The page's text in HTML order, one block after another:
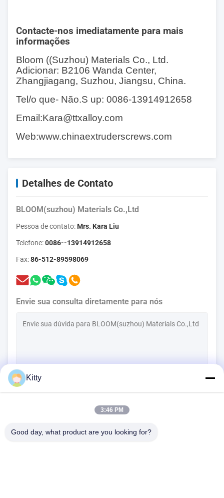
Contacte-nos imediatamente para mais
informações
Bloom ((Suzhou) Materials Co., Ltd.
Adicionar: B2106 Wanda Center,
Zhangjiagang, Suzhou, Jiangsu, China.
Tel/o que- Não.S up: 0086-13914912658
Email:Kara@ttxalloy.com
Web:www.chinaextruderscrews.com
Detalhes de Contato
BLOOM(suzhou) Materials Co.,Ltd
Pessoa de contato: Mrs. Kara Liu
Telefone:0086--13914912658
Fax:86-512-89598069
Envie sua consulta diretamente para nós
/3000)
Kitty
3:46 PM
Good day, what product are you looking for?